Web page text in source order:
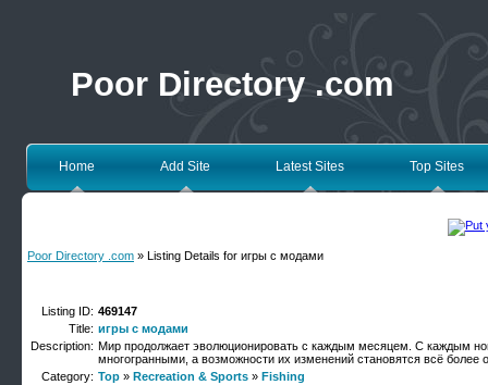
Poor Directory .com
Home Add Site Latest Sites Top Sites
Poor Directory .com » Listing Details for игры с модами
Listing ID: 469147
Title: игры с модами
Description: Мир продолжает эволюционировать с каждым месяцем. С каждым
многогранными, а возможности их изменений становятся всё более
Category: Top » Recreation & Sports » Fishing